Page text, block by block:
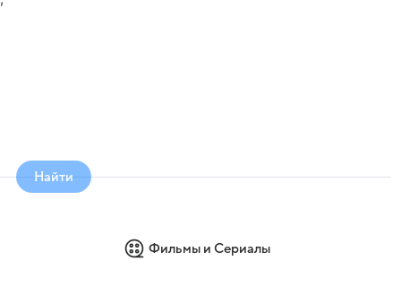
Найти
Фильмы и Сериалы